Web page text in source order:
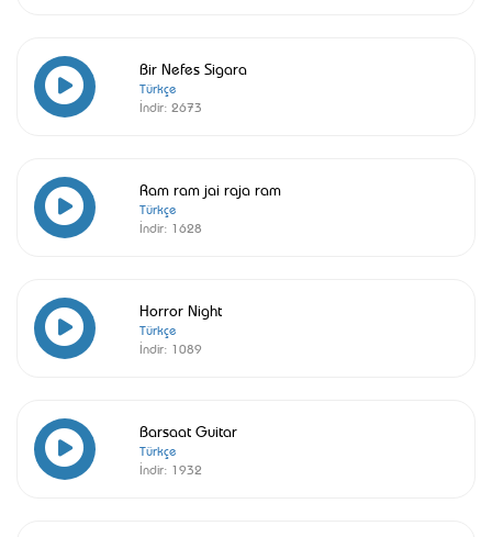
Bir Nefes Sigara
Türkçe
İndir: 2673
Ram ram jai raja ram
Türkçe
İndir: 1628
Horror Night
Türkçe
İndir: 1089
Barsaat Guitar
Türkçe
İndir: 1932